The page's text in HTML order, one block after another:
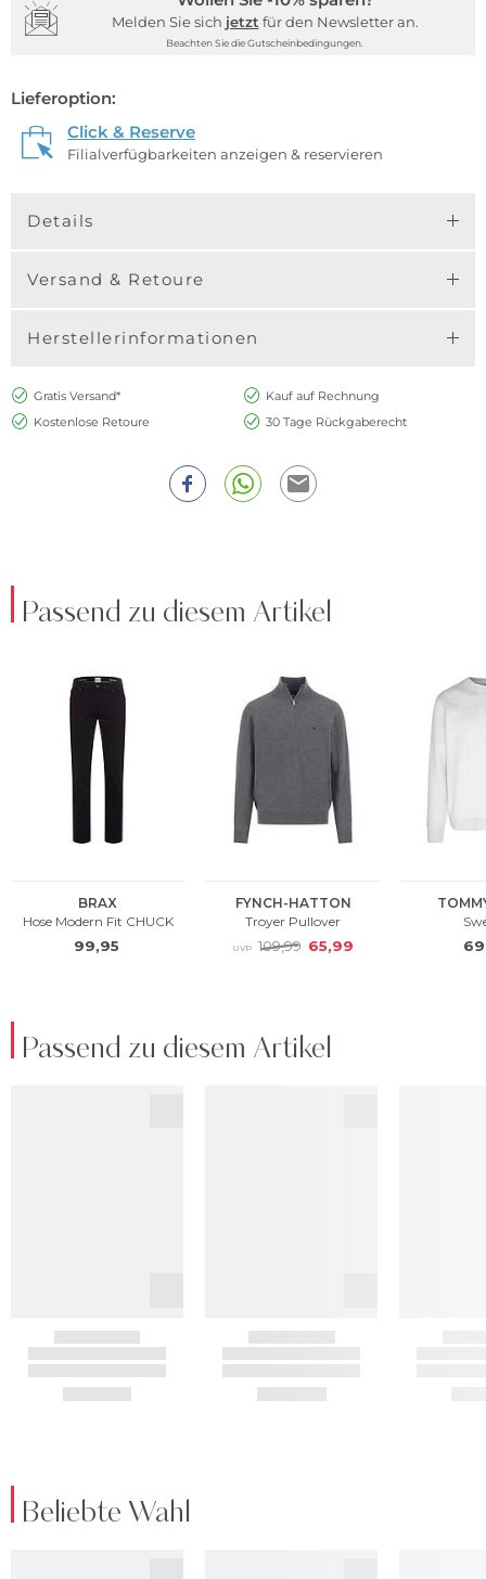
Melden Sie sich jetzt für den Newsletter an.
Beachten Sie die Gutscheinbedingungen.
Lieferoption:
Click & Reserve
Filialverfügbarkeiten anzeigen & reservieren
Details
Versand & Retoure
Herstellerinformationen
Gratis Versand*
Kauf auf Rechnung
Kostenlose Retoure
30 Tage Rückgaberecht
Passend zu diesem Artikel
Passend zu diesem Artikel
Beliebte Wahl